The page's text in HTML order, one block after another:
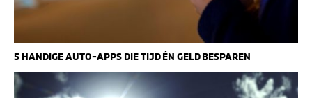
5 HANDIGE AUTO-APPS DIE TIJD ÉN GELD BESPAREN